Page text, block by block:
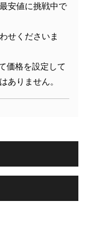
安値に挑戦中で
せくださいま
価格を設定して
ありません。